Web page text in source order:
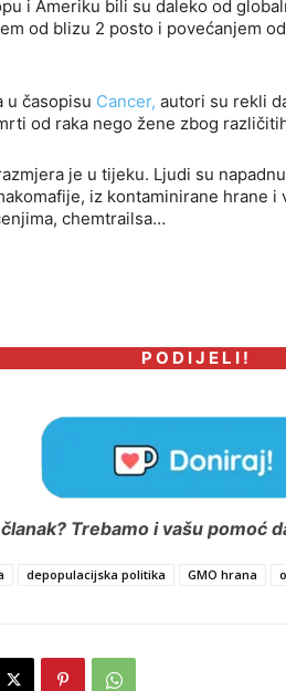
i Ameriku bili su daleko od
od blizu 2 posto i povećanjem
u časopisu Cancer, autori su rekli
od raka nego žene zbog
je u tijeku. Ljudi su
iz kontaminirane hrane i
chemtrailsa…
P O D I J E L I !
Trebamo i vašu pomoć
depopulacijska politika GMO hrana